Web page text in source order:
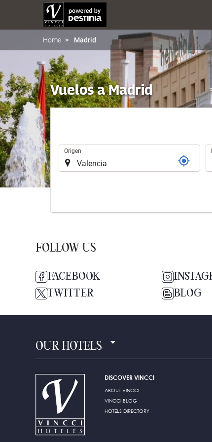
Home Madrid
Vuelos a Madrid
Trayecto
Origen
FOLLOW US
FACEBOOK
TWITTER
BLOG
OUR HOTELS
DISCOVER VINCCI
ABOUT VINCCI
VINCCI BLOG
HOTELS DIRECTORY